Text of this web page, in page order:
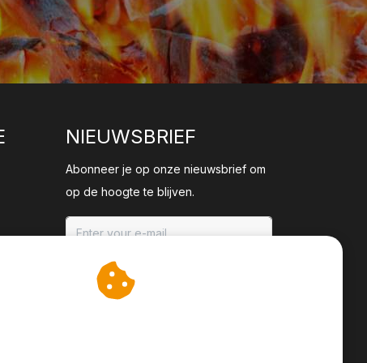
NIEUWSBRIEF
Abonneer je op onze nieuwsbrief om
op de hoogte te blijven.
ABONNEER